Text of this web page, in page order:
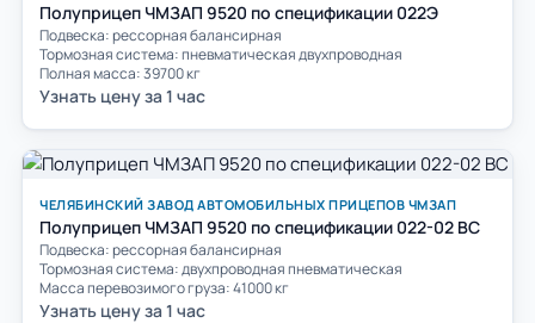
Полуприцеп ЧМЗАП 9520 по спецификации 022Э
Подвеска: рессорная балансирная
Тормозная система: пневматическая двухпроводная
Полная масса: 39700 кг
Узнать цену за 1 час
ЧЕЛЯБИНСКИЙ ЗАВОД АВТОМОБИЛЬНЫХ ПРИЦЕПОВ ЧМЗАП
Полуприцеп ЧМЗАП 9520 по спецификации 022-02 ВС
Подвеска: рессорная балансирная
Тормозная система: двухпроводная пневматическая
Масса перевозимого груза: 41000 кг
Узнать цену за 1 час